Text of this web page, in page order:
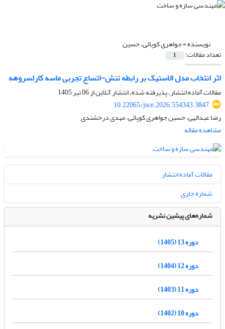
نویسنده =جواهری کوپائی، حسین
تعداد مقالات: 1
اثر انتخاب مدل الاستیک بر رابطه تنش-اتساع تجربی ماسه کارلسروهه
مقالات آماده انتشار، پذیرفته شده، انتشار آنلاین از06 تیر 1405
10.22065/jsce.2026.554343.3847
رضا عبدالهی، حسین جواهری کوپائی، مهدی درخشندی
مشاهده مقاله
مقالات آماده انتشار
شماره جاری
شماره‌های پیشین نشریه
دوره 13 (1405)
دوره 12 (1404)
دوره 11 (1403)
دوره 10 (1402)